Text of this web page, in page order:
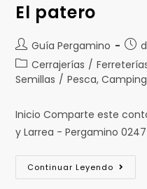
El patero
Guía Pergamino
Cerrajerías /
Semillas / Pesca, Camping
Inicio Comparte este
y Larrea - Pergamino
Continuar Leyendo